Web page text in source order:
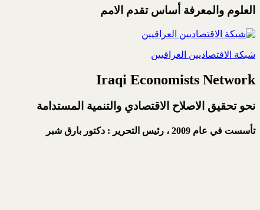
العلوم والمعرفة أساس تقدم الامم
شبكة الاقتصاديين العراقيين
Iraqi Economists Network
نحو تحقيق الاصلاح الاقتصادي والتنمية المستدامة
تأسست في عام 2009 ، رئيس التحرير : دكتور بارق شبر